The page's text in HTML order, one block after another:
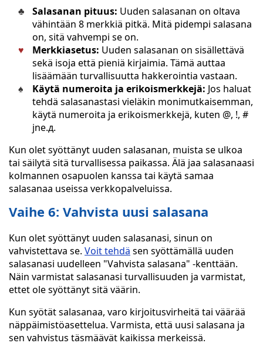
Salasanan pituus: Uuden salasanan on oltava
vähintään 8 merkkiä pitkä. Mitä pidempi salasana
on, sitä vahvempi se on.
Merkkiasetus: Uuden salasanan on sisällettävä
sekä isoja että pieniä kirjaimia. Tämä auttaa
lisäämään turvallisuutta hakkerointia vastaan.
Käytä numeroita ja erikoismerkkejä: Jos haluat
tehdä salasanastasi vieläkin monimutkaisemman,
käytä numeroita ja erikoismerkkejä, kuten @, !, #
jne.д.
Kun olet syöttänyt uuden salasanan, muista se ulkoa
tai säilytä sitä turvallisessa paikassa. Älä jaa salasanaasi
kolmannen osapuolen kanssa tai käytä samaa
salasanaa useissa verkkopalveluissa.
Vaihe 6: Vahvista uusi salasana
Kun olet syöttänyt uuden salasanasi, sinun on
vahvistettava se. Voit tehdä sen syöttämällä uuden
salasanasi uudelleen "Vahvista salasana" -kenttään.
Näin varmistat salasanasi turvallisuuden ja varmistat,
ettet ole syöttänyt sitä väärin.
Kun syötät salasanaa, varo kirjoitusvirheitä tai väärää
näppäimistöasettelua. Varmista, että uusi salasana ja
sen vahvistus täsmäävät kaikissa merkeissä.